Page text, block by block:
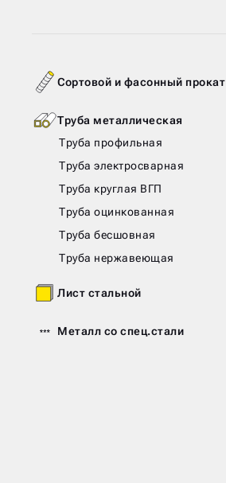
Сортовой и фасонный прокат
Труба металлическая
Труба профильная
Труба электросварная
Труба круглая ВГП
Труба оцинкованная
Труба бесшовная
Труба нержавеющая
Лист стальной
Металл со спец.стали